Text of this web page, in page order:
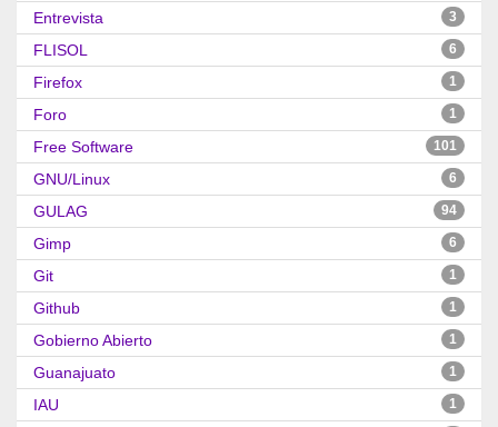
Entrevista 3
FLISOL 6
Firefox 1
Foro 1
Free Software 101
GNU/Linux 6
GULAG 94
Gimp 6
Git 1
Github 1
Gobierno Abierto 1
Guanajuato 1
IAU 1